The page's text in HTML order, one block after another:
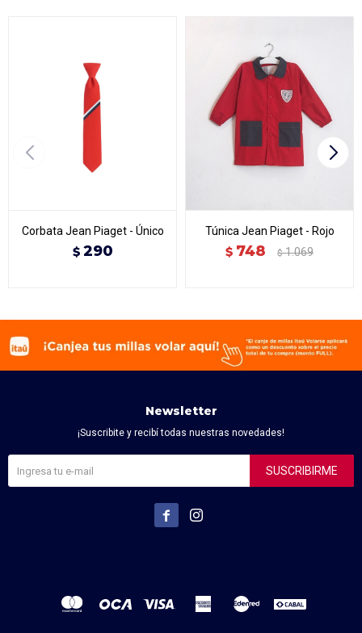
Corbata Jean Piaget - Único
$ 290
Túnica Jean Piaget - Rojo
$ 748 $ 1.069
Newsletter
¡Suscribite y recibí todas nuestras novedades!
SUSCRIBIRME
 